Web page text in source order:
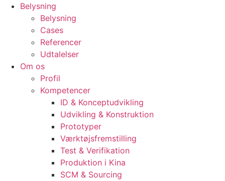
Belysning
Belysning
Cases
Referencer
Udtalelser
Om os
Profil
Kompetencer
ID & Konceptudvikling
Udvikling & Konstruktion
Prototyper
Værktøjsfremstilling
Test & Verifikation
Produktion i Kina
SCM & Sourcing